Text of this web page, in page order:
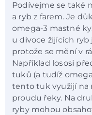
Podívejme se také
a ryb z farem. Je
omega-3 mastné
u divoce žijících
protože se mění v
Například lososi
tuků (a tudíž
tento tuk využijí na
proudu řeky. Na
ryby mohou